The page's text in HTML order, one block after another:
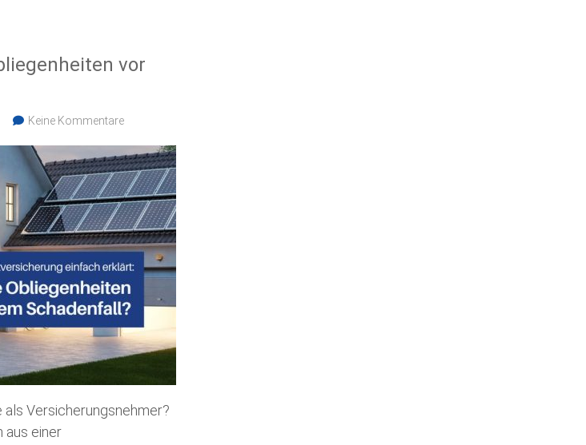
vor
Keine Kommentare
als Versicherungsnehmer?
aus einer